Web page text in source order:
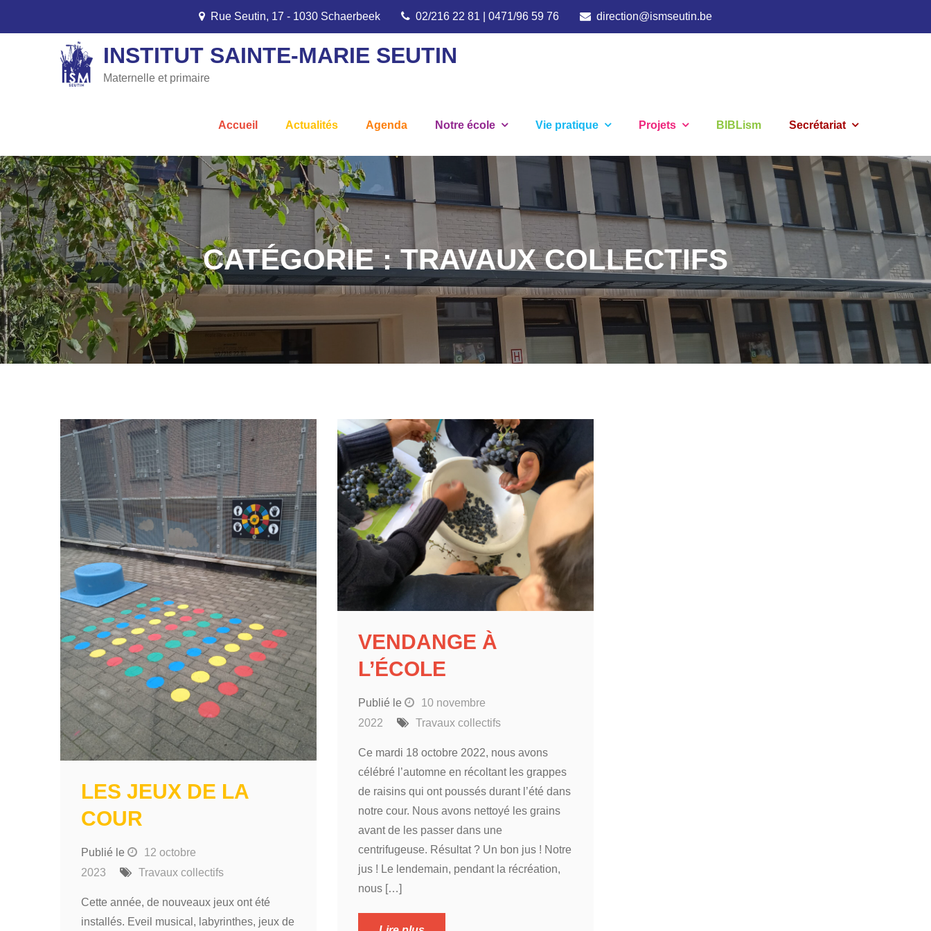
Rue Seutin, 17 - 1030 Schaerbeek 02/216 22 81 | 0471/96 59 76 direction@ismseutin.be
INSTITUT SAINTE-MARIE SEUTIN
Maternelle et primaire
Accueil Actualités Agenda Notre école Vie pratique Projets BIBLism Secrétariat
CATÉGORIE :TRAVAUX COLLECTIFS
LES JEUX DE LA
COUR
Publié le
12 octobre
2023
Travaux collectifs
Cette année, de nouveaux jeux ont été
installés. Eveil musical, labyrinthes, jeux de
VENDANGE À
L’ÉCOLE
Publié le
10 novembre
2022
Travaux collectifs
Ce mardi 18 octobre 2022, nous avons
célébré l’automne en récoltant les grappes
de raisins qui ont poussés durant l’été dans
notre cour. Nous avons nettoyé les grains
avant de les passer dans une
centrifugeuse. Résultat ? Un bon jus ! Notre
jus ! Le lendemain, pendant la récréation,
nous […]